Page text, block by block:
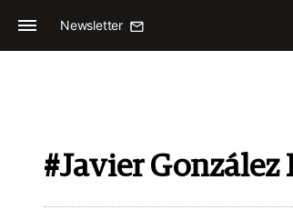
Newsletter
#Javier González